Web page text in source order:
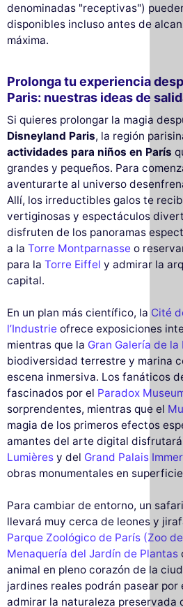
denominadas "receptivas")
disponibles incluso antes de
máxima.
Prolonga tu experiencia
Paris: nuestras ideas de
Si quieres prolongar la magia
Disneyland Paris, la región
actividades para niños en París
grandes y pequeños. Para
aventurarte al universo
Allí, los irreductibles galos te
vertiginosas y espectáculos
disfruten de los panoramas
a la Torre Montparnasse o
para la Torre Eiffel y admirar la
capital.
En un plan más científico, la Cité
l’Industrie ofrece exposiciones
mientras que la Gran Galería de la
biodiversidad terrestre y marina
escena inmersiva. Los fanáticos
fascinados por el Paradox
sorprendentes, mientras que el
magia de los primeros efectos
amantes del arte digital
Lumières y del Grand Palais
obras monumentales en
Para cambiar de entorno, un
llevará muy cerca de leones y
Parque Zoológico de París (Zoo
Menaquería del Jardín de Plantas
animal en pleno corazón de la
jardines reales podrán pasear por
admirar la naturaleza preservada